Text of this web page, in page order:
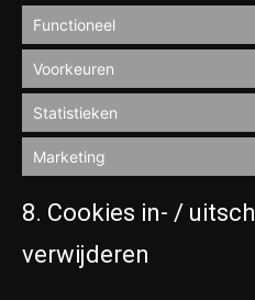
Functioneel
Voorkeuren
Statistieken
Marketing
8. Cookies in- /
verwijderen